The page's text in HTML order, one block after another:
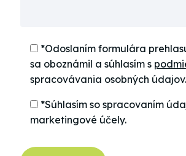
*Odoslaním formulára
sa oboznámil a súhlasím s
spracovávania osobných údajov.
*Súhlasím so spracovaním
marketingové účely.